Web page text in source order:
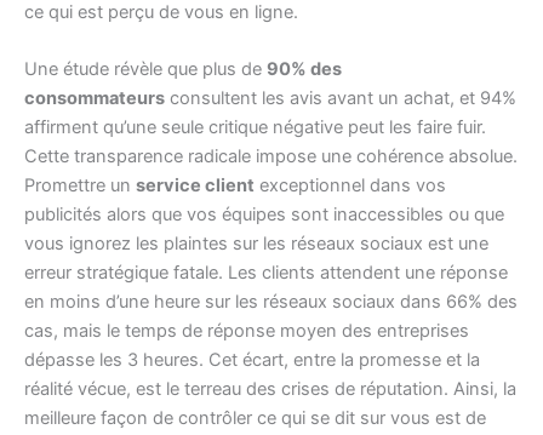
ce qui est perçu de vous en ligne.
Une étude révèle que plus de 90% des
consommateurs consultent les avis avant un achat, et 94%
affirment qu’une seule critique négative peut les faire fuir.
Cette transparence radicale impose une cohérence absolue.
Promettre un service client exceptionnel dans vos
publicités alors que vos équipes sont inaccessibles ou que
vous ignorez les plaintes sur les réseaux sociaux est une
erreur stratégique fatale. Les clients attendent une réponse
en moins d’une heure sur les réseaux sociaux dans 66% des
cas, mais le temps de réponse moyen des entreprises
dépasse les 3 heures. Cet écart, entre la promesse et la
réalité vécue, est le terreau des crises de réputation. Ainsi, la
meilleure façon de contrôler ce qui se dit sur vous est de